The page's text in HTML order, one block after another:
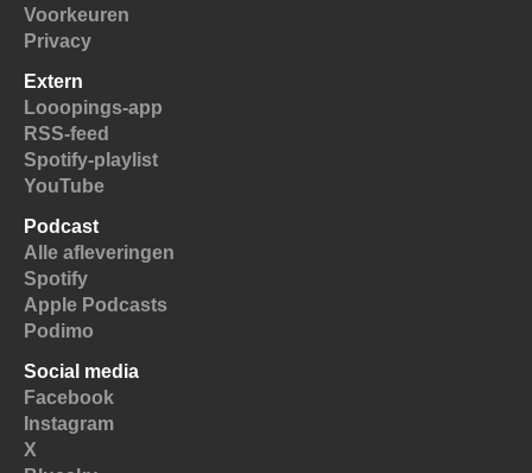
Voorkeuren
Privacy
Extern
Looopings-app
RSS-feed
Spotify-playlist
YouTube
Podcast
Alle afleveringen
Spotify
Apple Podcasts
Podimo
Social media
Facebook
Instagram
X